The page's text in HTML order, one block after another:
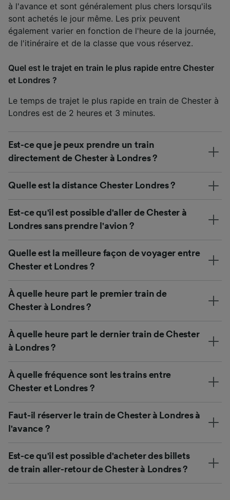
à l'avance et sont généralement plus chers lorsqu'ils
sont achetés le jour même. Les prix peuvent
également varier en fonction de l'heure de la journée,
de l'itinéraire et de la classe que vous réservez.
Quel est le trajet en train le plus rapide entre Chester
et Londres ?
Le temps de trajet le plus rapide en train de Chester à
Londres est de 2 heures et 3 minutes.
Est-ce que je peux prendre un train
directement de Chester à Londres ?
Quelle est la distance Chester Londres ?
Est-ce qu'il est possible d'aller de Chester à
Londres sans prendre l'avion ?
Quelle est la meilleure façon de voyager entre
Chester et Londres ?
À quelle heure part le premier train de
Chester à Londres ?
À quelle heure part le dernier train de Chester
à Londres ?
À quelle fréquence sont les trains entre
Chester et Londres ?
Faut-il réserver le train de Chester à Londres à
l'avance ?
Est-ce qu'il est possible d'acheter des billets
de train aller-retour de Chester à Londres ?